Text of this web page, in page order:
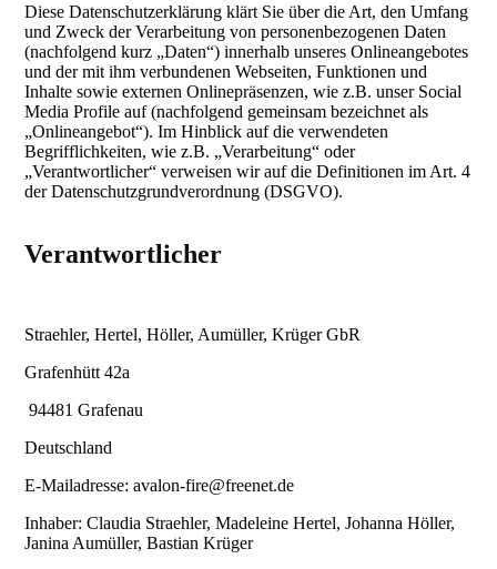
Diese Datenschutzerklärung klärt Sie über die Art, den Umfang
und Zweck der Verarbeitung von personenbezogenen Daten
(nachfolgend kurz „Daten“) innerhalb unseres Onlineangebotes
und der mit ihm verbundenen Webseiten, Funktionen und
Inhalte sowie externen Onlinepräsenzen, wie z.B. unser Social
Media Profile auf (nachfolgend gemeinsam bezeichnet als
„Onlineangebot“). Im Hinblick auf die verwendeten
Begrifflichkeiten, wie z.B. „Verarbeitung“ oder
„Verantwortlicher“ verweisen wir auf die Definitionen im Art. 4
der Datenschutzgrundverordnung (DSGVO).
Verantwortlicher
Straehler, Hertel, Höller, Aumüller, Krüger GbR
Grafenhütt 42a
94481 Grafenau
Deutschland
E-Mailadresse: avalon-fire@freenet.de
Inhaber: Claudia Straehler, Madeleine Hertel, Johanna Höller,
Janina Aumüller, Bastian Krüger